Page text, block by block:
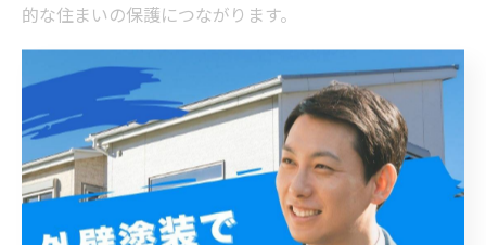
的な住まいの保護につながります。
安心して外壁塗装を任せるために―松戸市で選ぶべき
施工業者と費用の注意点
松戸市で外壁塗装を検討する際に重要なのは、信頼でき
る施工業者の選定と費用の適正把握です。外壁塗装の費